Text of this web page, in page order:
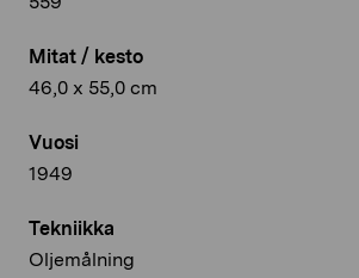
Mitat / kesto
46,0 x 55,0 cm
Vuosi
1949
Tekniikka
Oljemålning